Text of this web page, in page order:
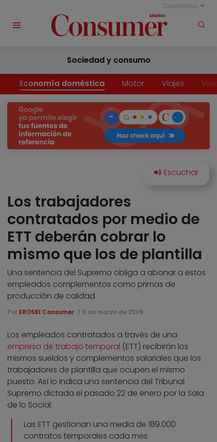
Castellano
Sociedad y consumo
Economía doméstica Motor Viajes
Los trabajadores
contratados por medio de
ETT deberán cobrar lo
mismo que los de plantilla
Una sentencia del Supremo obliga a abonar a estos
empleados complementos como primas de
producción de calidad
Por EROSKI Consumer 9 de marzo de 2009
Los empleados contratados a través de una
empresa de trabajo temporal (ETT) recibirán los
mismos sueldos y complementos salariales que los
trabajadores de plantilla que ocupen el mismo
puesto. Así lo indica una sentencia del Tribunal
Supremo dictada el pasado 22 de enero por la Sala
de lo Social.
Las ETT gestionan una media de 189.000
contratos temporales cada mes